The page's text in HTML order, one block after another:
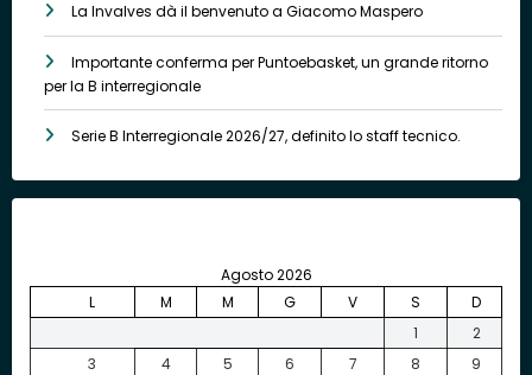
La Invalves dà il benvenuto a Giacomo Maspero
Importante conferma per Puntoebasket, un grande ritorno
per la B interregionale
Serie B Interregionale 2026/27, definito lo staff tecnico.
Agosto 2026
L
M M G V S
D
1
2
3
4 5 6 7 8
9